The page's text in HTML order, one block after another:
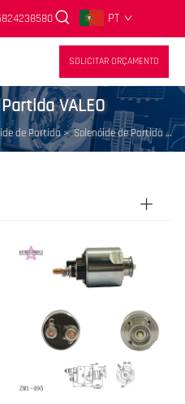
PT
SOLICITAR ORÇAMENTO
VALEO
de Partida>Solenóide de Partida VALEO